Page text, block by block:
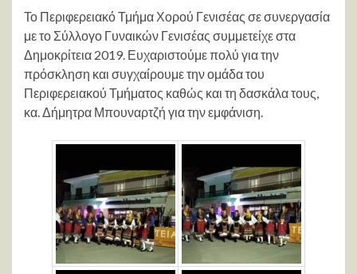
Το Περιφερειακό Τμήμα Χορού Γενισέας σε συνεργασία
με το Σύλλογο Γυναικών Γενισέας συμμετείχε στα
Δημοκρίτεια 2019. Ευχαριστούμε πολύ για την
πρόσκληση και συγχαίρουμε την ομάδα του
Περιφερειακού Τμήματος καθώς και τη δασκάλα τους,
κα. Δήμητρα Μπουναρτζή για την εμφάνιση.